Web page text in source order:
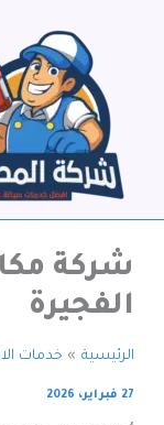
شركة
الفجيرة
الرئيسية خدمات
27 فبراير، 2026